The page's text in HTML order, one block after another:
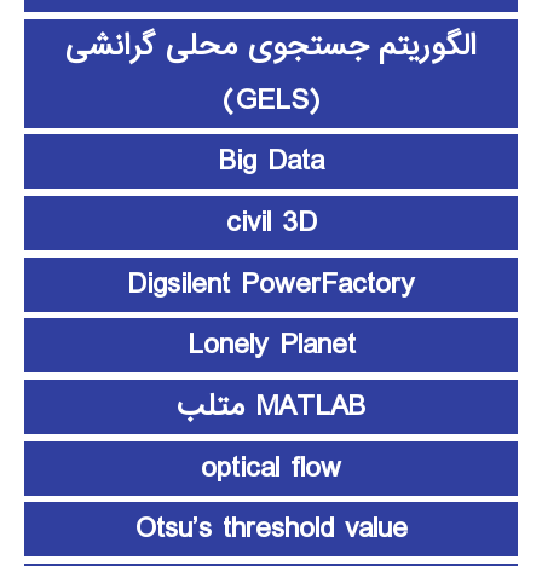
الگوریتم جستجوی محلی گرانشی
(GELS)
Big Data
civil 3D
Digsilent PowerFactory
Lonely Planet
MATLAB متلب
optical flow
Otsu’s threshold value